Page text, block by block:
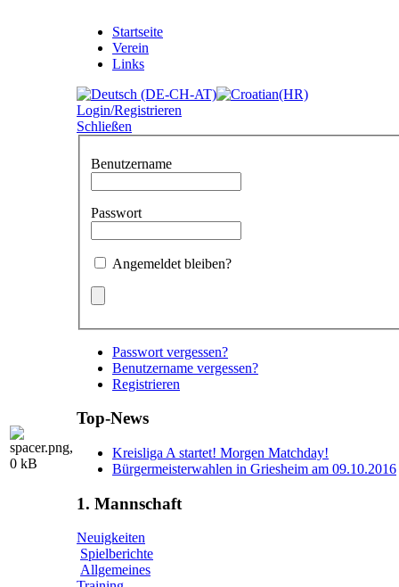
Startseite
Verein
Links
Login/Registrieren
Schließen
Benutzername
Passwort
Angemeldet bleiben?
Passwort vergessen?
Benutzername vergessen?
Registrieren
Top-News
Kreisliga A startet! Morgen Matchday!
Bürgermeisterwahlen in Griesheim am 09.10.2016
1. Mannschaft
Neuigkeiten
Spielberichte
Allgemeines